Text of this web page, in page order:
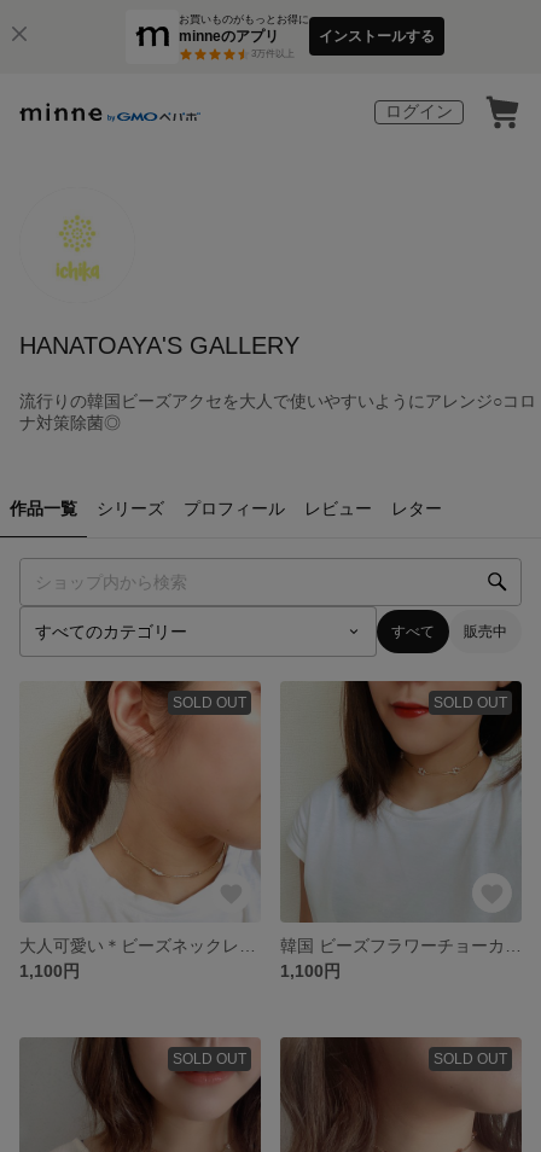
お買いものがもっとお得に
minneのアプリ
3万件以上
インストールする
ログイン
HANATOAYA'S GALLERY
流行りの韓国ビーズアクセを大人で使いやすいようにアレンジ○コロ
ナ対策除菌◎
作品一覧 シリーズ プロフィール レビュー レター
すべて 販売中
SOLD OUT
1,100円
SOLD OUT
1,100円
SOLD OUT SOLD OUT